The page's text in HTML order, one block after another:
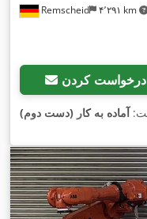
Remscheid ۴٬۲۹۱ km
درخواست کردن
آماده به کار (دست دوم)